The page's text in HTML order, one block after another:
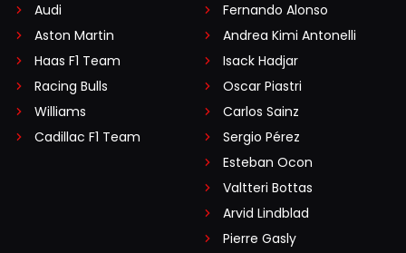
Audi
Aston Martin
Haas F1 Team
Racing Bulls
Williams
Cadillac F1 Team
Fernando Alonso
Andrea Kimi Antonelli
Isack Hadjar
Oscar Piastri
Carlos Sainz
Sergio Pérez
Esteban Ocon
Valtteri Bottas
Arvid Lindblad
Pierre Gasly